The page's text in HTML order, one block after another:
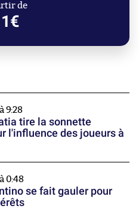
de
9:28
tire la sonnette
l'influence des joueurs à
0:48
se fait gauler pour